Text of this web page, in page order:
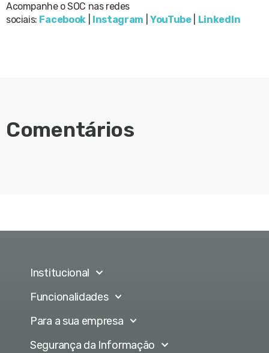
Acompanhe o SOC nas redes
sociais: Facebook Instagram YouTube| LinkedIn
Comentários
Institucional
Funcionalidades
Para a sua empresa
Segurança da Informação